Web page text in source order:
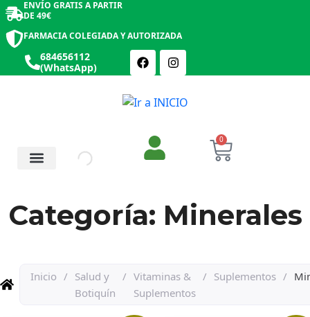
ENVÍO GRATIS A PARTIR
DE 49€
FARMACIA COLEGIADA Y AUTORIZADA
684656112
(WhatsApp)
0
Categoría: Minerales
Inicio / Salud y
Botiquín
/ Vitaminas &
Suplementos
/ Suplementos /